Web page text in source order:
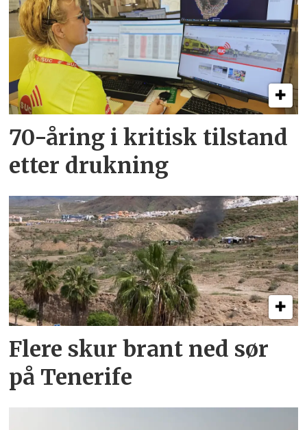
70-åring i kritisk tilstand
etter drukning
Flere skur brant ned sør
på Tenerife